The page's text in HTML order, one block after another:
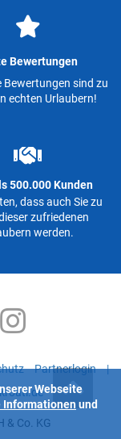
Bewertungen
Bewertungen sind zu
echten Urlaubern!
500.000 Kunden
dass auch Sie zu
zufriedenen
werden.
Partnerlogin
|
& Co. KG
Webseite
Informationen und